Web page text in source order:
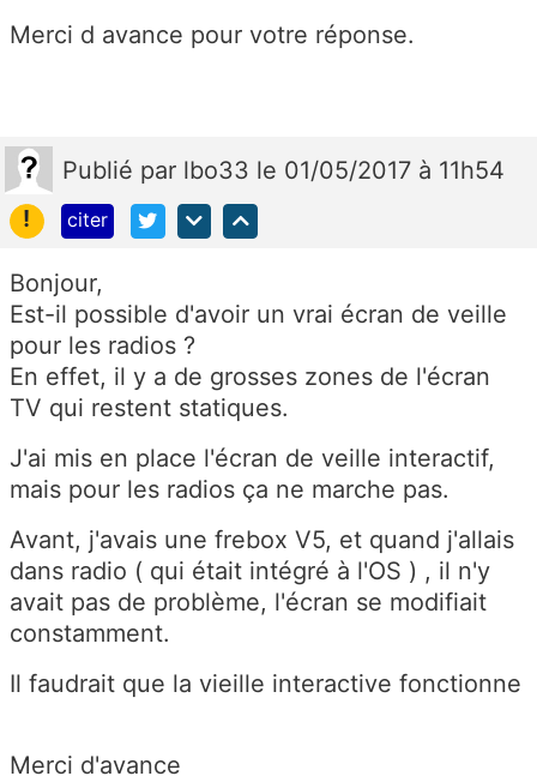
Merci d avance pour votre réponse.
Publié par lbo33 le 01/05/2017 à 11h54
!
citer
Bonjour,
Est-il possible d'avoir un vrai écran de veille
pour les radios ?
En effet, il y a de grosses zones de l'écran
TV qui restent statiques.
J'ai mis en place l'écran de veille interactif,
mais pour les radios ça ne marche pas.
Avant, j'avais une frebox V5, et quand j'allais
dans radio ( qui était intégré à l'OS ) , il n'y
avait pas de problème, l'écran se modifiait
constamment.
Il faudrait que la vieille interactive fonctionne
Merci d'avance